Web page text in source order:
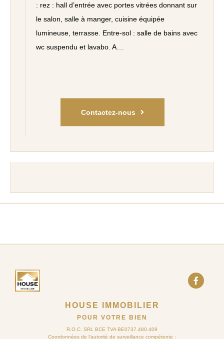
: rez : hall d’entrée avec portes vitrées donnant sur
le salon, salle à manger, cuisine équipée
lumineuse, terrasse. Entre-sol : salle de bains avec
wc suspendu et lavabo. A…
Contactez-nous
HOUSE IMMOBILIER
POUR VOTRE BIEN
R.O.C. SRL BCE TVA BE0737.480.409
Coordonnées de l’autorité de surveillance compétente :